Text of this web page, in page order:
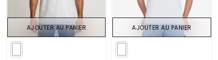
AJOUTER AU PANIER AJOUTER AU PANIER